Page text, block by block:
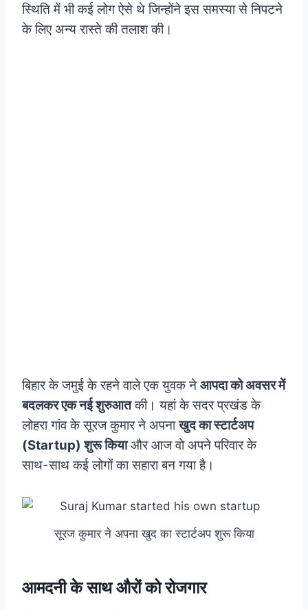
स्थिति में भी कई लोग ऐसे थे जिन्होंने इस समस्या से निपटने
के लिए अन्य रास्ते की तलाश की।
बिहार के जमुई के रहने वाले एक युवक ने आपदा को अवसर में
बदलकर एक नई शुरुआतकी। यहां के सदर प्रखंड के
लोहरा गांव के सूरज कुमार ने अपनाखुद का स्टार्टअप
(Startup) शुरू कियाऔर आज वो अपने परिवार के
साथ-साथ कई लोगों का सहारा बन गया है।
सूरज कुमार ने अपना खुद का स्टार्टअप शुरू किया
आमदनी के साथ औरों को रोजगार